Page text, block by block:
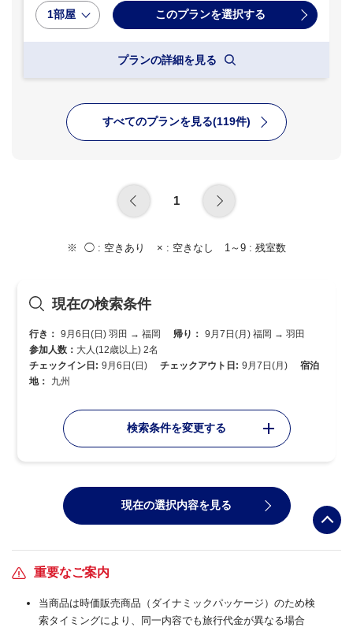
1部屋
プランの詳細を見る
すべてのプランを見る(119件)
1
◯ : 空きあり × : 空きなし 1～9 : 残室数
現在の検索条件
行き： 9月6日(日) 羽田 → 福岡 帰り： 9月7日(月) 福岡 → 羽田
参加人数： 大人(12歳以上) 2名
チェックイン日: 9月6日(日) チェックアウト日: 9月7日(月)
宿泊
地：
九州
検索条件を変更する
現在の選択内容を見る
重要なご案内
当商品は時価販売商品（ダイナミックパッケージ）のため検
索タイミングにより、同一内容でも旅行代金が異なる場合